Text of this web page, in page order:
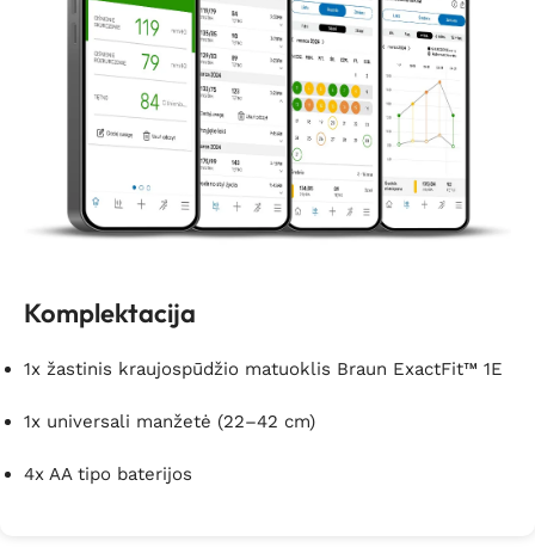
Komplektacija
1x žastinis kraujospūdžio matuoklis Braun ExactFit™ 1E
1x universali manžetė (22–42 cm)
4x AA tipo baterijos